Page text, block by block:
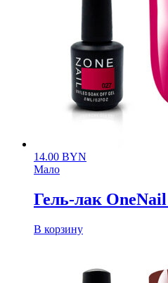
14.00 BYN
Мало
Гель-лак
В корзину